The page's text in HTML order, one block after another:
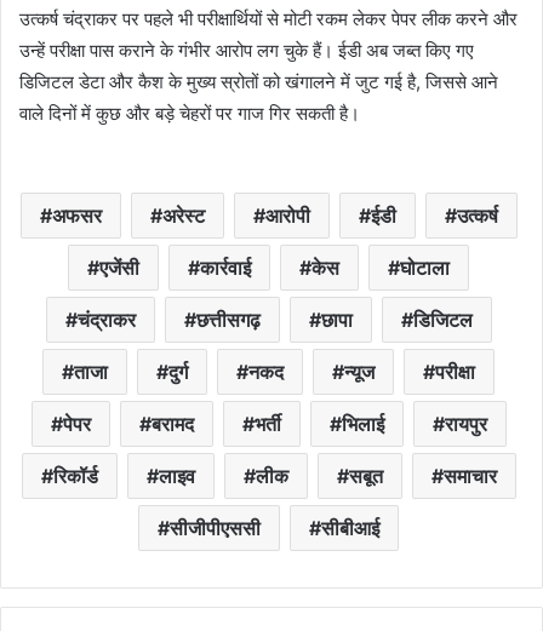
उत्कर्ष चंद्राकर पर पहले भी परीक्षार्थियों से मोटी रकम लेकर पेपर लीक करने और
उन्हें परीक्षा पास कराने के गंभीर आरोप लग चुके हैं। ईडी अब जब्त किए गए
डिजिटल डेटा और कैश के मुख्य स्रोतों को खंगालने में जुट गई है, जिससे आने
वाले दिनों में कुछ और बड़े चेहरों पर गाज गिर सकती है।
अफसर अरेस्ट आरोपी ईडी उत्कर्ष
एजेंसी कार्रवाई केस घोटाला
चंद्राकर छत्तीसगढ़ छापा डिजिटल
ताजा दुर्ग नकद न्यूज परीक्षा
पेपर बरामद भर्ती भिलाई रायपुर
रिकॉर्ड लाइव लीक सबूत समाचार
सीजीपीएससी सीबीआई